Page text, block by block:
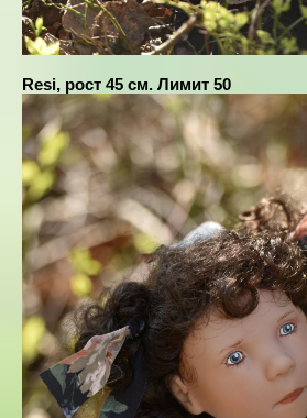
Resi, рост 45 см. Лимит 50